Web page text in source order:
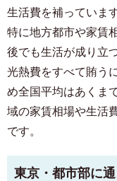
生活費を補っています
特に地方都市や家賃
後でも生活が成り立
光熱費をすべて賄う
め全国平均はあくま
域の家賃相場や生活
です。
東京・都市部に